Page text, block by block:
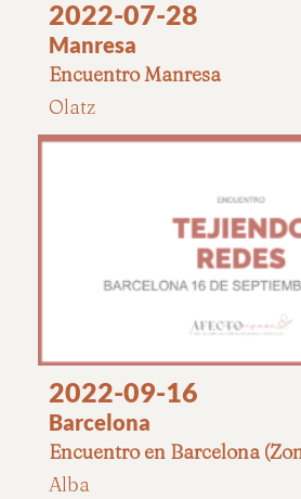
2022-07-28
Manresa
Encuentro Manresa
Olatz
2022-09-16
Barcelona
Encuentro en Barcelona
Alba